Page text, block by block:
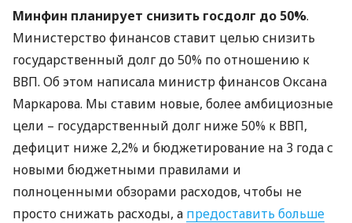
Минфин планирует снизить госдолг до 50%.
Министерство финансов ставит целью снизить
государственный долг до 50% по отношению к
ВВП. Об этом написала министр финансов Оксана
Маркарова. Мы ставим новые, более амбициозные
цели – государственный долг ниже 50% к ВВП,
дефицит ниже 2,2% и бюджетирование на 3 года с
новыми бюджетными правилами и
полноценными обзорами расходов, чтобы не
просто снижать расходы, а предоставить больше